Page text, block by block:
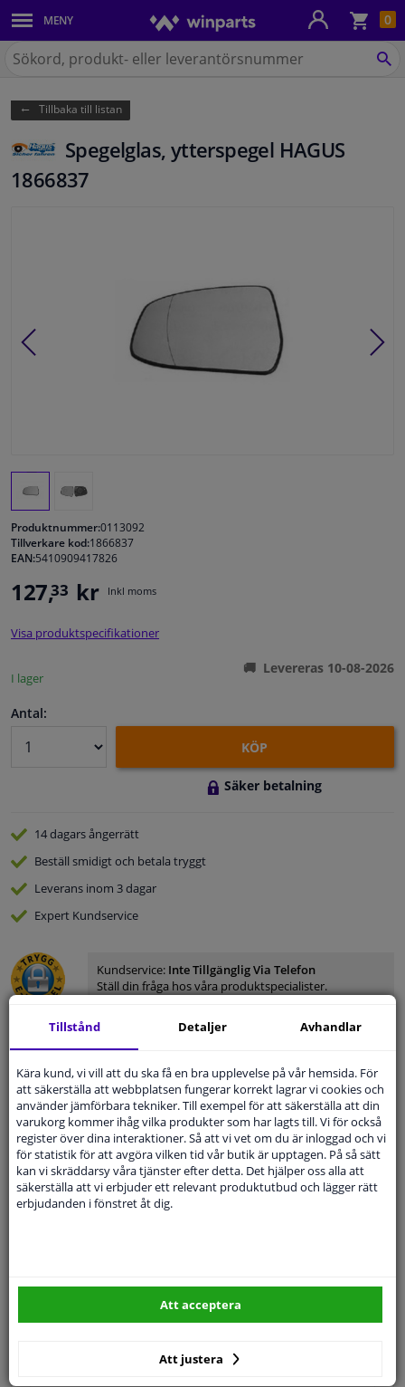
0
MENY
Karosseri
Belysning
Bromssystem
Avgassystem
Filter & Vätskor
Interiör & bilklädsel
Bilvård & Tillbehör
Verkstad & Verktyg
Husbil, motorcykel, cykel & båt
Sensorer & Elsystem
på
Tillbaka till listan
Spegelglas, ytterspegel HAGUS
1866837
Produktnummer:0113092
Tillverkare kod:1866837
EAN:5410909417826
127,33 kr Inkl moms
Visa produktspecifikationer
I lager
Levereras 10-08-2026
Antal:
KÖP
Säker betalning
14 dagarsångerrätt
Beställ smidigt och betala tryggt
Leverans inom 3 dagar
Expert Kundservice
Kundservice: Inte Tillgänglig Via Telefon
Ställ din fråga hos våra produktspecialister.
Modellmatchande garanti, Hitta rätt bildelar.
Fyll i ditt registreringsnummerellerVälj din bil.
SÖK
Position Vänster, förarens sida
Uppvärmbar
Tillstånd Detaljer Avhandlar
Kära kund, vi vill att du ska få en bra upplevelse på vår hemsida. För
att säkerställa att webbplatsen fungerar korrekt lagrar vi cookies och
använder jämförbara tekniker. Till exempel för att säkerställa att din
varukorg kommer ihåg vilka produkter som har lagts till. Vi för också
register över dina interaktioner. Så att vi vet om du är inloggad och vi
för statistik för att avgöra vilken tid vår butik är upptagen. På så sätt
kan vi skräddarsy våra tjänster efter detta. Det hjälper oss alla att
säkerställa att vi erbjuder ett relevant produktutbud och lägger rätt
erbjudanden i fönstret åt dig.
Att justera
Att acceptera